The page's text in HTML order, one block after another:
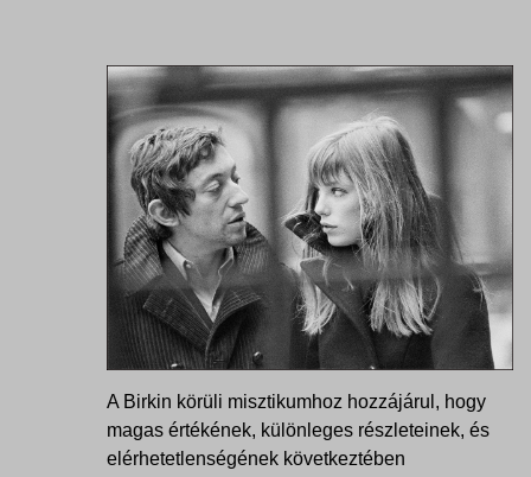
A Birkin körüli misztikumhoz hozzájárul, hogy
magas értékének, különleges részleteinek, és
elérhetetlenségének következtében